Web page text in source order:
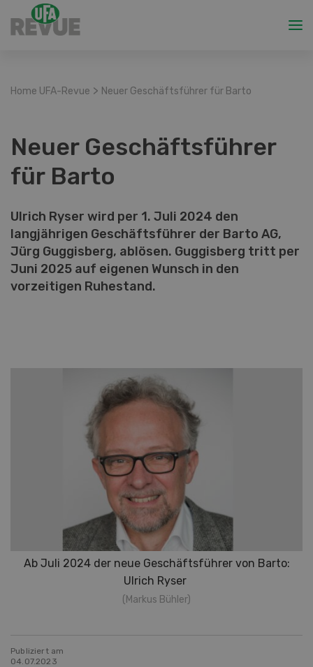
Home UFA-Revue > Neuer Geschäftsführer für Barto
Neuer Geschäftsführer
für Barto
Ulrich Ryser wird per 1. Juli 2024 den
langjährigen Geschäftsführer der Barto AG,
Jürg Guggisberg, ablösen. Guggisberg tritt per
Juni 2025 auf eigenen Wunsch in den
vorzeitigen Ruhestand.
Ab Juli 2024 der neue Geschäftsführer von Barto:
Ulrich Ryser
(Markus Bühler)
Publiziert am
04.07.2023